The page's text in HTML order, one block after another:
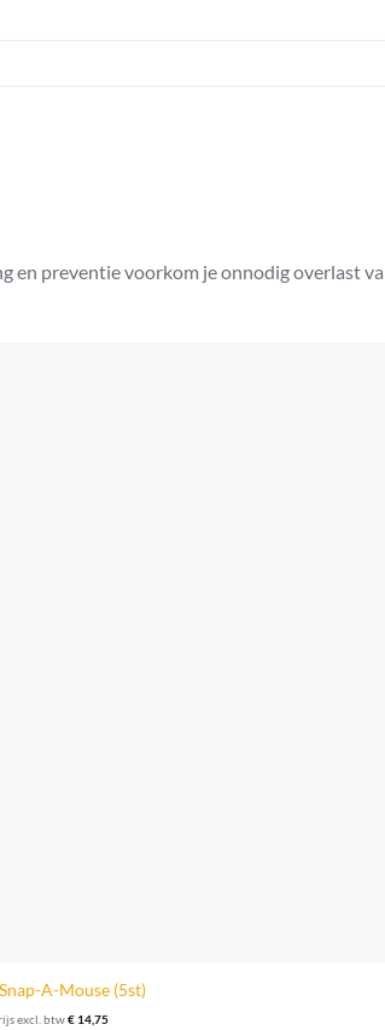
en preventie voorkom je onnodig overlast
A-Mouse (5st)
excl. btw€ 14,75